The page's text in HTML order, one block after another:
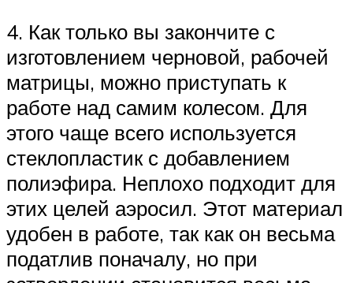
4. Как только вы закончите с
изготовлением черновой, рабочей
матрицы, можно приступать к
работе над самим колесом. Для
этого чаще всего используется
стеклопластик с добавлением
полиэфира. Неплохо подходит для
этих целей аэросил. Этот материал
удобен в работе, так как он весьма
податлив поначалу, но при